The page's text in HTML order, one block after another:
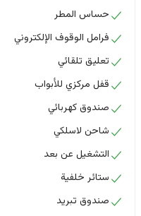
حساس المطر
فرامل الوقوف الإلكتروني
تعليق تلقائي
قفل مركزي للأبواب
صندوق كهربائي
شاحن لاسلكي
التشغيل عن بعد
ستائر خلفية
صندوق تبريد